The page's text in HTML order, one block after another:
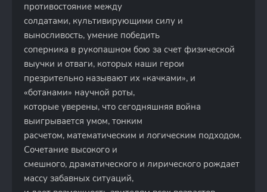
противостояние между
солдатами, культивирующими силу и
выносливость, умение победить
соперника в рукопашном бою за счет физической
выучки и отваги, которых наши герои
презрительно называют их «качками», и
«ботанами» научной роты,
которые уверены, что сегодняшняя война
выигрывается умом, тонким
расчетом, математическим и логическим подходом.
Сочетание высокого и
смешного, драматического и лирического рождает
массу забавных ситуаций,